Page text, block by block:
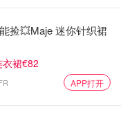
捡💥Maje 迷你针织裙
裙€82
APP打开